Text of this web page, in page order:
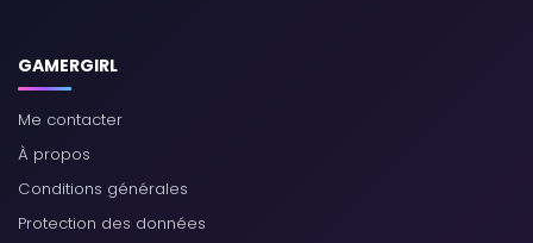
GAMERGIRL
Me contacter
À propos
Conditions générales
Protection des données